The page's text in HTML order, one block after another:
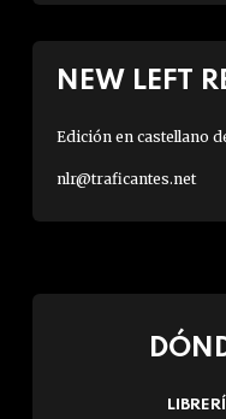
NEW LEFT
Edición en castellano
nlr@traficantes.net